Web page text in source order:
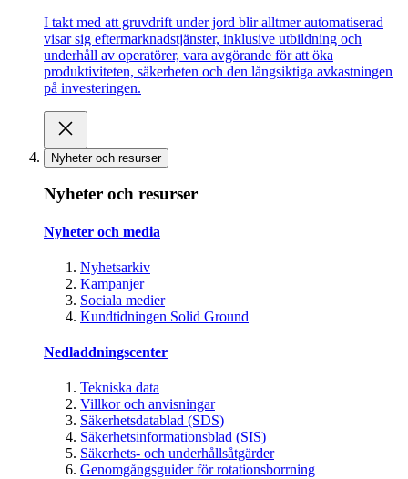
I takt med att gruvdrift under jord blir alltmer automatiserad
visar sig eftermarknadstjänster, inklusive utbildning och
underhåll av operatörer, vara avgörande för att öka
produktiviteten, säkerheten och den långsiktiga avkastningen
på investeringen.
Nyheter och resurser
Nyheter och resurser
Nyheter och media
Nyhetsarkiv
Kampanjer
Sociala medier
Kundtidningen Solid Ground
Nedladdningscenter
Tekniska data
Villkor och anvisningar
Säkerhetsdatablad (SDS)
Säkerhetsinformationsblad (SIS)
Säkerhets- och underhållsåtgärder
Genomgångsguider för rotationsborrning